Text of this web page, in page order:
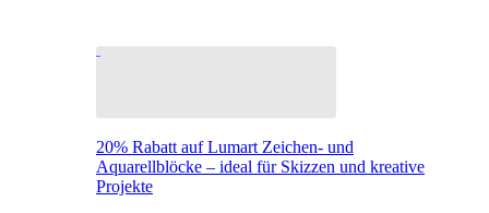
20% Rabatt auf Lumart Zeichen- und
Aquarellblöcke – ideal für Skizzen und kreative
Projekte